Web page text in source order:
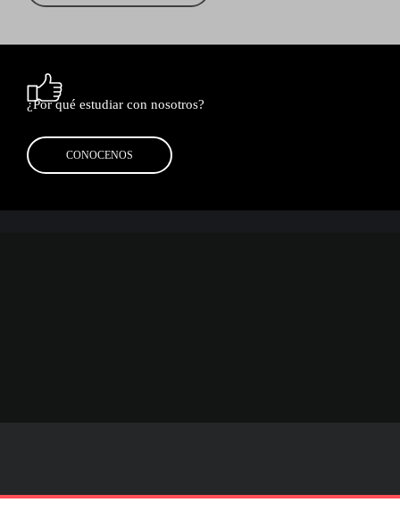
¿Por qué estudiar con nosotros?
CONOCENOS